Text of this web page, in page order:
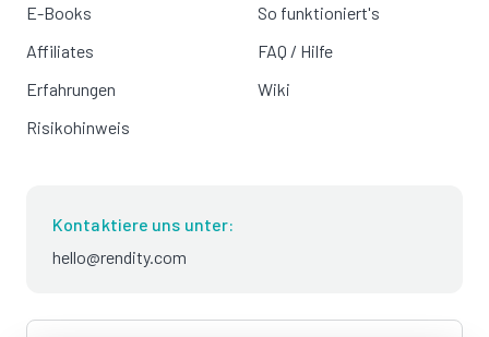
E-Books
Affiliates
Erfahrungen
Risikohinweis
So funktioniert's
FAQ / Hilfe
Wiki
Kontaktiere uns unter:
hello@rendity.com
language